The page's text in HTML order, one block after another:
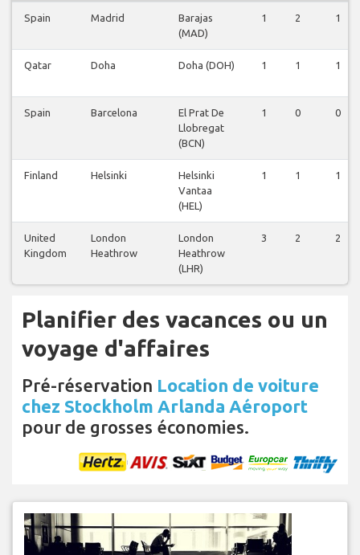
Spain Madrid
Barajas
(MAD)
1 2 1
Qatar Doha Doha (DOH) 1 1 1
Spain Barcelona
El Prat De
Llobregat
(BCN)
1 0 0
Finland Helsinki
Helsinki
Vantaa
(HEL)
1 1 1
United
Kingdom
London
Heathrow
London
Heathrow
(LHR)
3 2 2
Planifier des vacances ou un
voyage d'affaires
Pré-réservation Location de voiture
chez Stockholm Arlanda Aéroport
pour de grosses économies.